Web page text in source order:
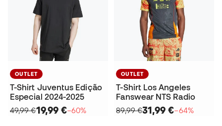
OUTLET
T-Shirt Juventus Edição
Especial 2024-2025
49,99 €19,99 €−60%
OUTLET
T-Shirt Los Angeles
Fanswear NTS Radio
89,99 €31,99 €−64%